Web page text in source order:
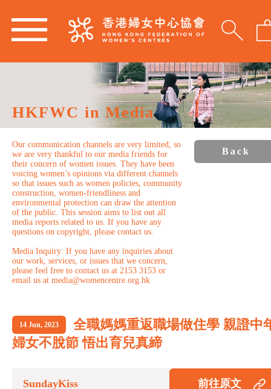
HKFWC in Media
Our communication channels are very limited, so
we are very thankful to our media friends for
their concern of women issues. They have been
voicing women’s opinions via different channels
so that issues such as women policies, community
construction, women-friendliness and
environmental protection can draw the attention
of the public. This session aims to list out all
media reports related to us. If you have any
questions on copyright, please contact us.
Media Inquiry: If you have any inquiries about
our work, services, or issues that we concern,
please feel free to contact us at 2153 3153 or
email us at media@womencentre.org.hk
Back
14 Jun, 2023
全職媽媽重返職場做住學 親證中
婦女不脫節 悟出育兒真締
SundayKiss 前往原文